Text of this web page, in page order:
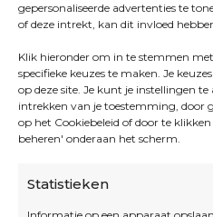
gepersonaliseerde advertenties te
of deze intrekt, kan dit invloed
Klik hieronder om in te stemmen
specifieke keuzes te maken. Je
op deze site. Je kunt je instellingen
intrekken van je toestemming, door
op het Cookiebeleid of door te
beheren' onderaan het scherm.
Statistieken